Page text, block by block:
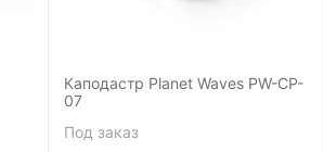
Каподастр Planet Waves PW-CP-
07
Под заказ